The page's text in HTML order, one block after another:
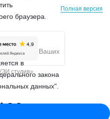
Полная версия
студия»
браузера.
даете
Обработка Ваших
в
закона
данных".